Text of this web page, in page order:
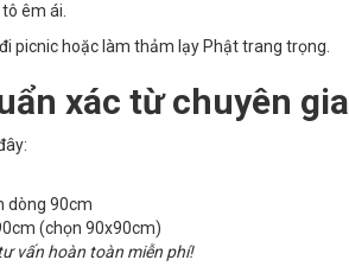
êm ái.
picnic hoặc làm thảm lạy Phật trang trọng.
xác từ chuyên gia
dòng 90cm
(chọn 90x90cm)
vấn hoàn toàn miễn phí!